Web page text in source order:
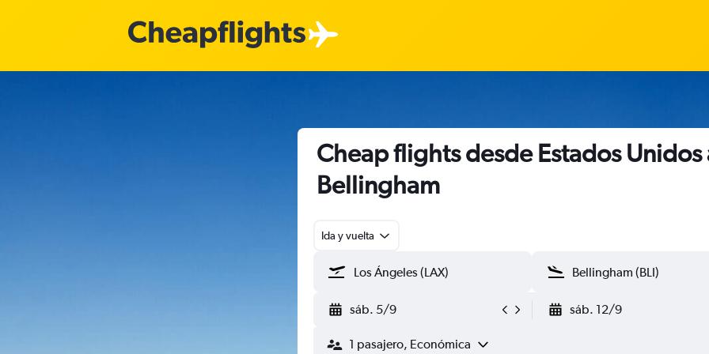
Cheap flights desde Estados Unidos
Bellingham
Ida y vuelta
sáb. 5/9 sáb. 12/9
1 pasajero, Económica